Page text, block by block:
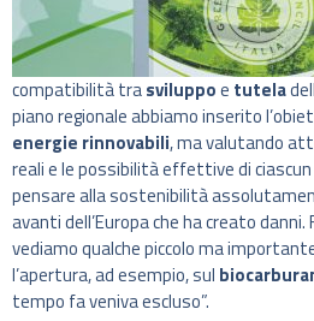
compatibilità trasviluppoe tutela
piano regionale abbiamo inserito
energie rinnovabili, ma valutando
reali e le possibilità effettive di
pensare alla sostenibilità
avanti dell’Europa che ha creato
vediamo qualche piccolo ma
l’apertura, ad esempio, sul
tempo fa veniva escluso”.